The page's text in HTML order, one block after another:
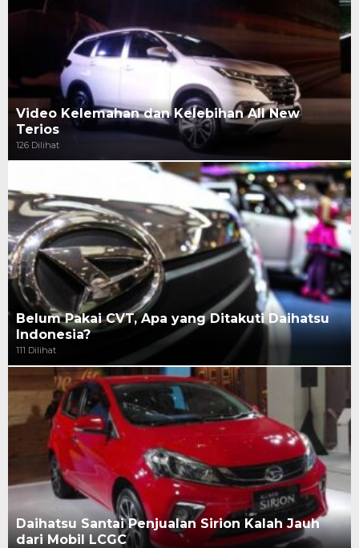
Video Kelemahan dan Kelebihan All New
Terios
126 Dilihat
Belum Pakai CVT, Apa yang Ditakuti Daihatsu
Indonesia?
111 Dilihat
Daihatsu Santai Penjualan Sirion Kalah Jauh
dari Mobil LCGC